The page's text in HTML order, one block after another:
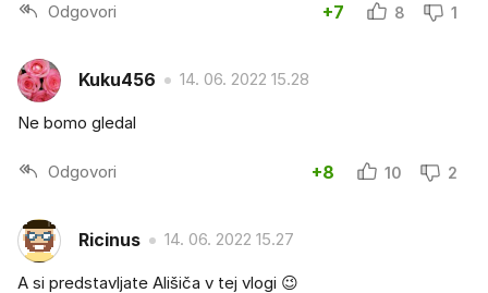
Odgovori +7 8 1
Kuku456 14. 06. 2022 15.28
Ne bomo gledal
Odgovori +8 10 2
Ricinus 14. 06. 2022 15.27
A si predstavljate Ališiča v tej vlogi 😉